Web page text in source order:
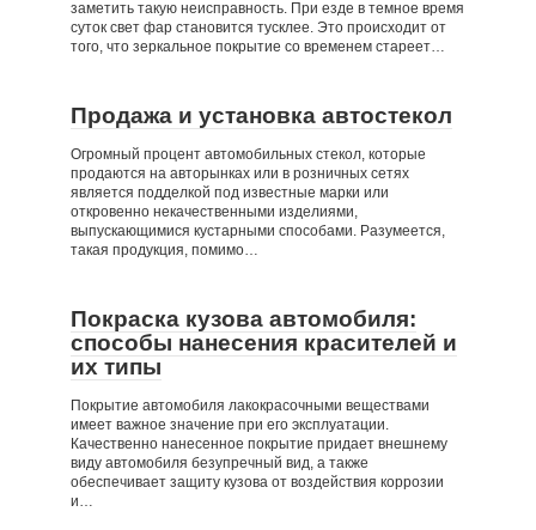
заметить такую неисправность. При езде в темное время
суток свет фар становится тусклее. Это происходит от
того, что зеркальное покрытие со временем стареет…
Продажа и установка автостекол
Огромный процент автомобильных стекол, которые
продаются на авторынках или в розничных сетях
является подделкой под известные марки или
откровенно некачественными изделиями,
выпускающимися кустарными способами. Разумеется,
такая продукция, помимо…
Покраска кузова автомобиля:
способы нанесения красителей и
их типы
Покрытие автомобиля лакокрасочными веществами
имеет важное значение при его эксплуатации.
Качественно нанесенное покрытие придает внешнему
виду автомобиля безупречный вид, а также
обеспечивает защиту кузова от воздействия коррозии
и…